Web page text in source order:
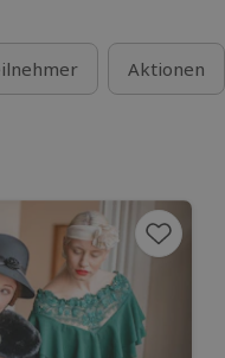
Aktionen